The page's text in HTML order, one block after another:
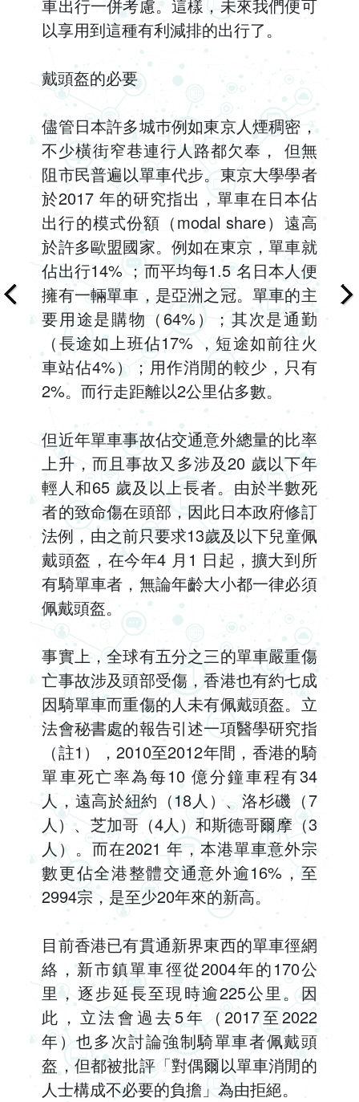
車出行一併考慮。這樣，未來我們便可
以享用到這種有利減排的出行了。
戴頭盔的必要
儘管日本許多城巿例如東京人煙稠密，
不少橫街窄巷連行人路都欠奉， 但無
阻市民普遍以單車代步。東京大學學者
於2017 年的研究指出，單車在日本佔
出行的模式份額（modal share）遠高
於許多歐盟國家。例如在東京，單車就
佔出行14% ；而平均每1.5 名日本人便
擁有一輛單車，是亞洲之冠。單車的主
要用途是購物（64%）；其次是通勤
（長途如上班佔17% ，短途如前往火
車站佔4%）；用作消閒的較少，只有
2%。而行走距離以2公里佔多數。
但近年單車事故佔交通意外總量的比率
上升，而且事故又多涉及20 歲以下年
輕人和65 歲及以上長者。由於半數死
者的致命傷在頭部，因此日本政府修訂
法例，由之前只要求13歲及以下兒童佩
戴頭盔，在今年4 月1 日起，擴大到所
有騎單車者，無論年齡大小都一律必須
佩戴頭盔。
事實上，全球有五分之三的單車嚴重傷
亡事故涉及頭部受傷，香港也有約七成
因騎單車而重傷的人未有佩戴頭盔。立
法會秘書處的報告引述一項醫學研究指
（註1），2010至2012年間，香港的騎
單車死亡率為每10 億分鐘車程有34
人，遠高於紐約（18人）、洛杉磯（7
人）、芝加哥（4人）和斯德哥爾摩（3
人）。而在2021 年，本港單車意外宗
數更佔全港整體交通意外逾16%，至
2994宗，是至少20年來的新高。
目前香港已有貫通新界東西的單車徑網
絡，新市鎮單車徑從2004年的170公
里，逐步延長至現時逾225公里。因
此，立法會過去5年（2017至2022
年）也多次討論強制騎單車者佩戴頭
盔，但都被批評「對偶爾以單車消閒的
人士構成不必要的負擔」為由拒絕。